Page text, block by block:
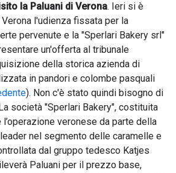
la Paluani di Verona. Ieri si è
l'udienza fissata per la
pervenute e la "Sperlari Bakery srl"
un'offerta al tribunale
della storica azienda di
in pandori e colombe pasquali
). Non c'è stato quindi bisogno di
società "Sperlari Bakery", costituita
veronese da parte della
nel segmento delle caramelle e
dal gruppo tedesco Katjes
Paluani per il prezzo base,